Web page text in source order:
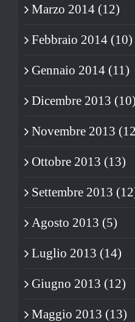
Marzo 2014 (12)
Febbraio 2014 (10)
Gennaio 2014 (11)
Dicembre 2013 (10)
Novembre 2013
Ottobre 2013 (13)
Settembre 2013
Agosto 2013 (5)
Luglio 2013 (14)
Giugno 2013 (12)
Maggio 2013 (13)